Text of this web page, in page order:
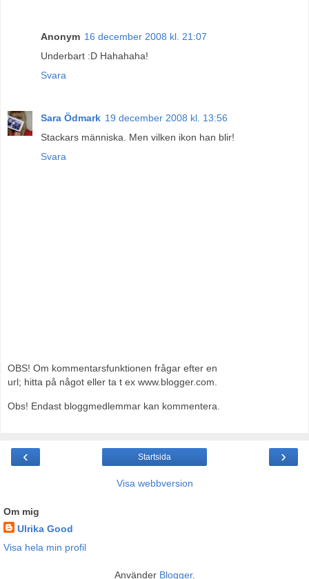
Anonym 16 december 2008 kl. 21:07
Underbart :D Hahahaha!
Svara
Sara Ödmark 19 december 2008 kl. 13:56
Stackars människa. Men vilken ikon han blir!
Svara
OBS! Om kommentarsfunktionen frågar efter en
url; hitta på något eller ta t ex www.blogger.com.
Obs! Endast bloggmedlemmar kan kommentera.
‹ ›
Startsida
Visa webbversion
Om mig
Ulrika Good
Visa hela min profil
Använder Blogger.